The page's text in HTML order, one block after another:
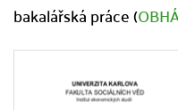
bakalářská práce (